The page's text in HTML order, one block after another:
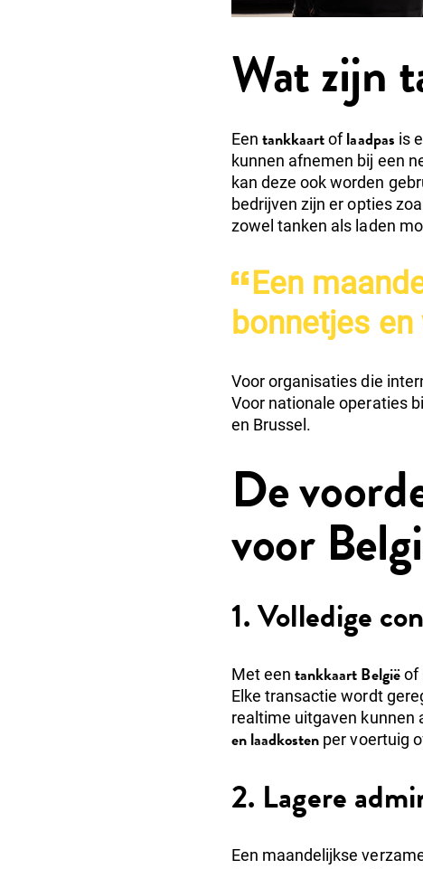
Wat zijn
Eentankkaartoflaadpas is
kunnen afnemen bij een
kan deze ook worden
bedrijven zijn er opties
zowel tanken als laden
Een
bonnetjes
Voor organisaties die
Voor nationale operaties
en Brussel.
De
voor
1. Volledige
Met eentankkaart Belgiëof
Elke transactie wordt
realtime uitgaven kunnen
en laadkosten per voertuig
2. Lagere
Een maandelijkse